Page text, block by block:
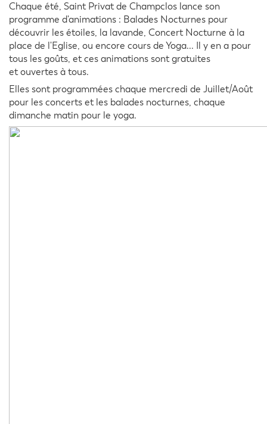
Chaque été, Saint Privat de Champclos lance son
programme d'animations : Balades Nocturnes pour
découvrir les étoiles, la lavande, Concert Nocturne à la
place de l'Eglise, ou encore cours de Yoga... Il y en a pour
tous les goûts, et ces animations sont gratuites
et ouvertes à tous.
Elles sont programmées chaque mercredi de Juillet/Août
pour les concerts et les balades nocturnes, chaque
dimanche matin pour le yoga.